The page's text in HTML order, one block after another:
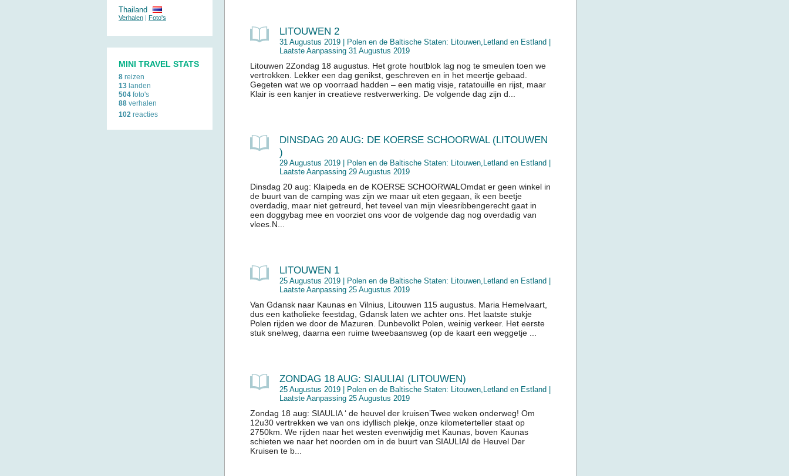
LITOUWEN 2
31 Augustus 2019 | Polen en de Baltische Staten: Litouwen,Letland en Estland
Laatste Aanpassing 31 Augustus 2019
Litouwen 2Zondag 18 augustus. Het grote houtblok lag nog te smeulen toen we
vertrokken. Lekker een dag genikst, geschreven en in het meertje gebaad.
Gegeten wat we op voorraad hadden – een matig visje, ratatouille en rijst, maar
Klair is een kanjer in creatieve restverwerking. De volgende dag zijn d...
DINSDAG 20 AUG: DE KOERSE SCHOORWAL (LITOUWEN
)
29 Augustus 2019 | Polen en de Baltische Staten: Litouwen,Letland en Estland
Laatste Aanpassing 29 Augustus 2019
Dinsdag 20 aug: Klaipeda en de KOERSE SCHOORWALOmdat er geen winkel in
de buurt van de camping was zijn we maar uit eten gegaan, ik een beetje
overdadig, maar niet getreurd, het teveel van mijn vleesribbengerecht gaat in
een doggybag mee en voorziet ons voor de volgende dag nog overdadig van
vlees.N...
LITOUWEN 1
25 Augustus 2019 | Polen en de Baltische Staten: Litouwen,Letland en Estland
Laatste Aanpassing 25 Augustus 2019
Van Gdansk naar Kaunas en Vilnius, Litouwen 115 augustus. Maria Hemelvaart,
dus een katholieke feestdag, Gdansk laten we achter ons. Het laatste stukje
Polen rijden we door de Mazuren. Dunbevolkt Polen, weinig verkeer. Het eerste
stuk snelweg, daarna een ruime tweebaansweg (op de kaart een weggetje ...
ZONDAG 18 AUG: SIAULIAI (LITOUWEN)
25 Augustus 2019 | Polen en de Baltische Staten: Litouwen,Letland en Estland
Laatste Aanpassing 25 Augustus 2019
Zondag 18 aug: SIAULIA ‘ de heuvel der kruisen’Twee weken onderweg! Om
12u30 vertrekken we van ons idyllisch plekje, onze kilometerteller staat op
2750km. We rijden naar het westen evenwijdig met Kaunas, boven Kaunas
schieten we naar het noorden om in de buurt van SIAULIAI de Heuvel Der
Kruisen te b...
Thailand
Verhalen | Foto's
MINI TRAVEL STATS
8 reizen
13 landen
504 foto's
88 verhalen
102 reacties